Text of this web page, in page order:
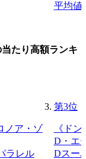
平均値
当たり高額ランキ
ノア・ゾ
ラレル
第3位
《ド
D・エ
Dスー